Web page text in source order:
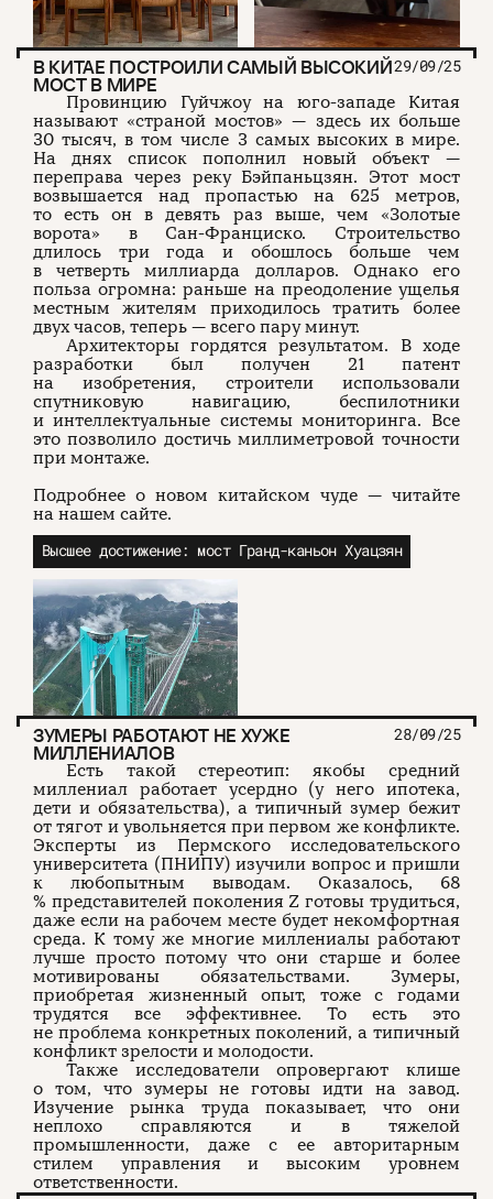
В КИТАЕ ПОСТРОИЛИ САМЫЙ ВЫСОКИЙ
МОСТ В МИРЕ
29/09/25
Провинцию Гуйчжоу на юго-западе Китая
называют «страной мостов» — здесь их больше
30 тысяч, в том числе 3 самых высоких в мире.
На днях список пополнил новый объект —
переправа через реку Бэйпаньцзян. Этот мост
возвышается над пропастью на 625 метров,
то есть он в девять раз выше, чем «Золотые
ворота» в Сан-Франциско. Строительство
длилось три года и обошлось больше чем
в четверть миллиарда долларов. Однако его
польза огромна: раньше на преодоление ущелья
местным жителям приходилось тратить более
двух часов, теперь — всего пару минут.
Архитекторы гордятся результатом. В ходе
разработки был получен 21 патент
на изобретения, строители использовали
спутниковую навигацию, беспилотники
и интеллектуальные системы мониторинга. Все
это позволило достичь миллиметровой точности
при монтаже.
Подробнее о новом китайском чуде — читайте
на нашем сайте.
Высшее достижение: мост Гранд-каньон Хуацзян
ЗУМЕРЫ РАБОТАЮТ НЕ ХУЖЕ
МИЛЛЕНИАЛОВ
28/09/25
Есть такой стереотип: якобы средний
миллениал работает усердно (у него ипотека,
дети и обязательства), а типичный зумер бежит
от тягот и увольняется при первом же конфликте.
Эксперты из Пермского исследовательского
университета (ПНИПУ) изучили вопрос и пришли
к любопытным выводам. Оказалось, 68
% представителей поколения Z готовы трудиться,
даже если на рабочем месте будет некомфортная
среда. К тому же многие миллениалы работают
лучше просто потому что они старше и более
мотивированы обязательствами. Зумеры,
приобретая жизненный опыт, тоже с годами
трудятся все эффективнее. То есть это
не проблема конкретных поколений, а типичный
конфликт зрелости и молодости.
Также исследователи опровергают клише
о том, что зумеры не готовы идти на завод.
Изучение рынка труда показывает, что они
неплохо справляются и в тяжелой
промышленности, даже с ее авторитарным
стилем управления и высоким уровнем
ответственности.